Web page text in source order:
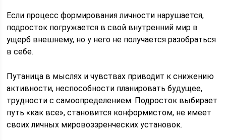
Если процесс формирования личности нарушается,
подросток погружается в свой внутренний мир в
ущерб внешнему, но у него не получается разобраться
в себе.
Путаница в мыслях и чувствах приводит к снижению
активности, неспособности планировать будущее,
трудности с самоопределением. Подросток выбирает
путь «как все», становится конформистом, не имеет
своих личных мировоззренческих установок.